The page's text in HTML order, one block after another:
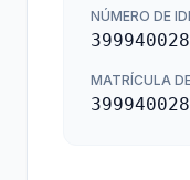
NÚMERO DE
399940028
MATRÍCULA
399940028